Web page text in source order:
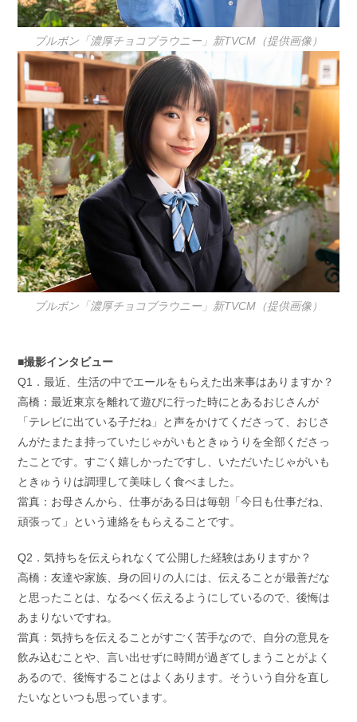
ブルボン「濃厚チョコブラウニー」新TVCM（提供画像）
ブルボン「濃厚チョコブラウニー」新TVCM（提供画像）
■撮影インタビュー
Q1．最近、生活の中でエールをもらえた出来事はありますか？
高橋：最近東京を離れて遊びに行った時にとあるおじさんが
「テレビに出ている子だね」と声をかけてくださって、おじさ
んがたまたま持っていたじゃがいもときゅうりを全部くださっ
たことです。すごく嬉しかったですし、いただいたじゃがいも
ときゅうりは調理して美味しく食べました。
當真：お母さんから、仕事がある日は毎朝「今日も仕事だね、
頑張って」という連絡をもらえることです。
Q2．気持ちを伝えられなくて公開した経験はありますか？
高橋：友達や家族、身の回りの人には、伝えることが最善だな
と思ったことは、なるべく伝えるようにしているので、後悔は
あまりないですね。
當真：気持ちを伝えることがすごく苦手なので、自分の意見を
飲み込むことや、言い出せずに時間が過ぎてしまうことがよく
あるので、後悔することはよくあります。そういう自分を直し
たいなといつも思っています。